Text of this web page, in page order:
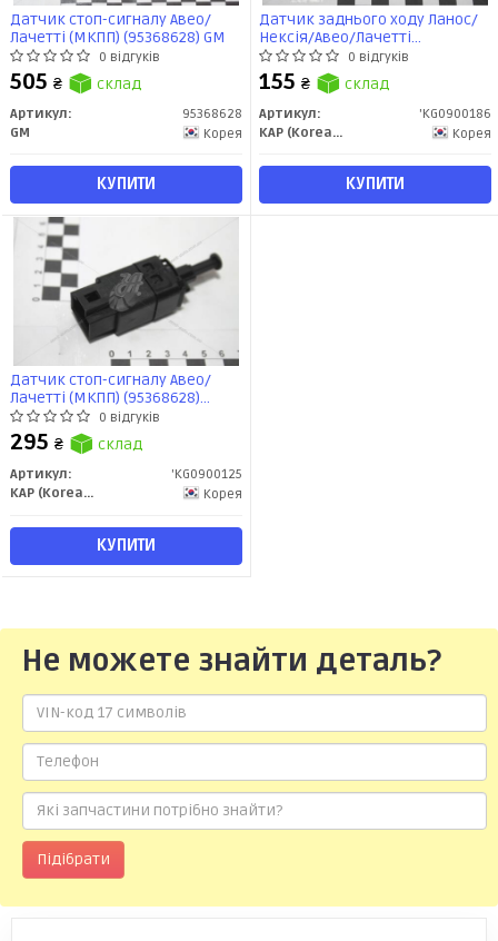
Датчик стоп-сигналу Авео/
Лачетті (МКПП) (95368628) GM
0 відгуків
505 ₴ склад
Артикул:
95368628
GM
Корея
КУПИТИ
Датчик заднього ходу Ланос/
Нексія/Авео/Лачетті
(96192077) KG0900186 KAP
0 відгуків
155 ₴ склад
Артикул:
'KG0900186
KAP (KoreaAutoParts)
Корея
КУПИТИ
Датчик стоп-сигналу Авео/
Лачетті (МКПП) (95368628)
KG0900125 KAP0 відгуків
295 ₴ склад
Артикул:
'KG0900125
KAP (KoreaAutoParts)
Корея
КУПИТИ
Не можете знайти деталь?
Підібрати